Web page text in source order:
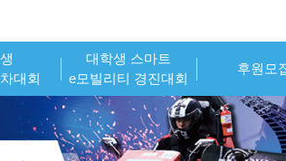
대회
대학생 스마트
e모빌리티 경진대회
대회개요
대회일정
후원모
안내 및
후원